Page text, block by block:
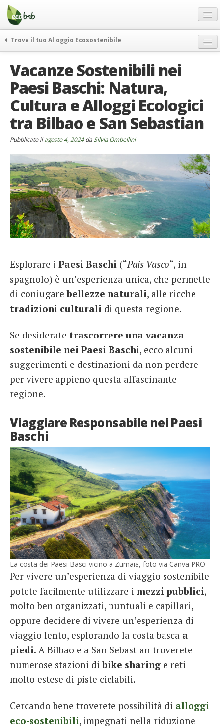
Menu
Salta
contenuto
Offerte Speciali
Regali
FAQ
Chi Siamo
Partner
Contatti
German
English
Spanish
French
Trova il tuo Alloggio Ecosostenibile
itinerari
curiosità
vivere e viaggiare verde
news ed eventi
ecohotel
Vacanze Sostenibili nei
Paesi Baschi: Natura,
Cultura e Alloggi Ecologici
tra Bilbao e San Sebastian
Pubblicato ilagosto 4, 2024da Silvia Ombellini
Esplorare i Paesi Baschi (“Pais Vasco“, in
spagnolo) è un’esperienza unica, che permette
di coniugarebellezze naturali, alle ricche
tradizioni culturali di questa regione.
Se desiderate trascorrere una vacanza
sostenibile nei Paesi Baschi, ecco alcuni
suggerimenti e destinazioni da non perdere
per vivere appieno questa affascinante
regione.
Viaggiare Responsabile nei Paesi
Baschi
La costa dei Paesi Basci vicino a Zumaia, foto via Canva PRO
Per vivere un’esperienza di viaggio sostenibile
potete facilmente utilizzare i mezzi pubblici,
molto ben organizzati, puntuali e capillari,
oppure decidere di vivere un’esperienza di
viaggio lento, esplorando la costa basca a
piedi. A Bilbao e a San Sebastian troverete
numerose stazioni dibike sharing e reti
molto estese di piste ciclabili.
Cercando bene troverete possibilità di alloggi
eco-sostenibili, impegnati nella riduzione